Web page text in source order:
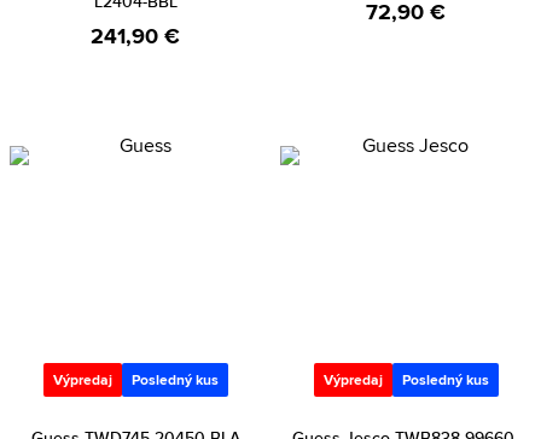
241,90 €
72,90 €
Výpredaj Posledný kus Výpredaj Posledný kus